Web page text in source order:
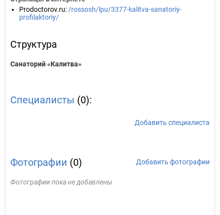
Prodoctorov.ru: /rossosh/lpu/3377-kalitva-sanatoriy-
profilaktoriy/
Структура
Санаторий «Калитва»
Специалисты (0):
Добавить специалиста
Фотографии (0) Добавить фотографии
Фотографии пока не добавлены